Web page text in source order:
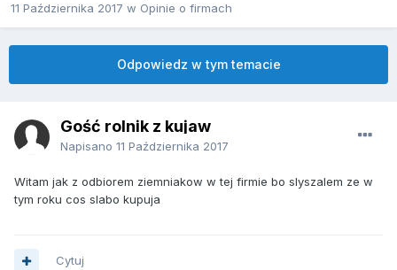
11 Października 2017 w Opinie o firmach
Odpowiedz w tym temacie
Gość rolnik z kujaw
Napisano 11 Października 2017
Witam jak z odbiorem ziemniakow w tej firmie bo slyszalem ze w
tym roku cos slabo kupuja
Cytuj